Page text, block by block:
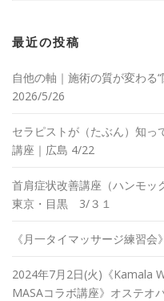
最近の投稿
自他の軸｜施術の質が変わる
2026/5/26
セラピストが（たぶん）知
講座｜広島 4/22
首肩症状改善講座（ハンモッ
東京・目黒 3/３１
《月一タイマッサージ練習
2024年7月2日(火)《Kamala
MASAコラボ講座》オステオ